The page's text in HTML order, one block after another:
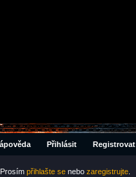
Přihlásit Registrovat
. Prosím přihlašte se nebo zaregistrujte